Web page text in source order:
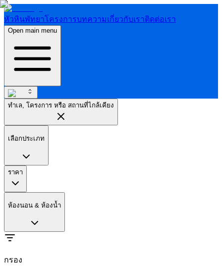
หัวหินพัทยาโครงการบทความเกี่ยวกับเราติดต่อเรา
Open main menu
ทำเล, โครงการ หรือ สถานที่ไกล้เคียง
เลือกประเภท
ราคา
ห้องนอน & ห้องน้ำ
กรอง